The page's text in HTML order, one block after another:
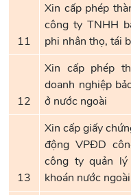
11
Xin cấp phép
công ty TNHH
phi nhân thọ, tái
12
Xin cấp phép
doanh nghiệp
ở nước ngoài
13
Xin cấp giấy
động VPĐD
công ty quản
khoán nước